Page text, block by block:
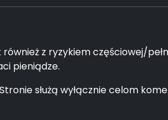
z ryzykiem częściowej/
pieniądze.
służą wyłącznie celom